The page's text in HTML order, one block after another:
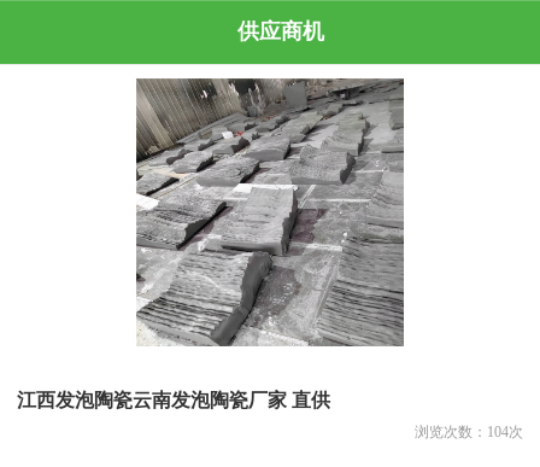
供应商机
江西发泡陶瓷云南发泡陶瓷厂家 直供
浏览次数： 104次